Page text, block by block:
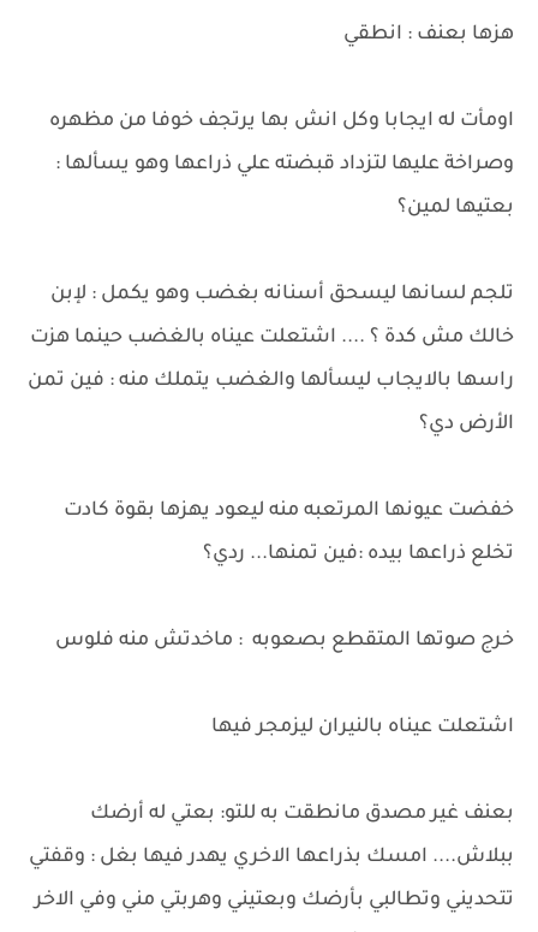
هزها بعنف : انطقي
اومأت له ايجابا وكل انش بها يرتجف خوفا من مظهره
وصراخة عليها لتزداد قبضته علي ذراعها وهو يسألها :
بعتيها لمين؟
تلجم لسانها ليسحق أسنانه بغضب وهو يكمل : لإبن
خالك مش كدة ؟ .... اشتعلت عيناه بالغضب حينما هزت
راسها بالايجاب ليسألها والغضب يتملك منه : فين تمن
الأرض دي؟
خفضت عيونها المرتعبه منه ليعود يهزها بقوة كادت
تخلع ذراعها بيده :فين تمنها... ردي؟
خرج صوتها المتقطع بصعوبه : ماخدتش منه فلوس
اشتعلت عيناه بالنيران ليزمجر فيها
بعنف غير مصدق مانطقت به للتو: بعتي له أرضك
ببلاش.... امسك بذراعها الاخري يهدر فيها بغل : وقفتي
تتحديني وتطالبي بأرضك وبعتيني وهربتي مني وفي الاخر